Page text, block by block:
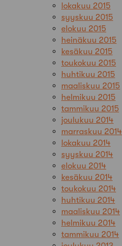
lokakuu 2015
syyskuu 2015
elokuu 2015
heinäkuu 2015
kesäkuu 2015
toukokuu 2015
huhtikuu 2015
maaliskuu 2015
helmikuu 2015
tammikuu 2015
joulukuu 2014
marraskuu 2014
lokakuu 2014
syyskuu 2014
elokuu 2014
kesäkuu 2014
toukokuu 2014
huhtikuu 2014
maaliskuu 2014
helmikuu 2014
tammikuu 2014